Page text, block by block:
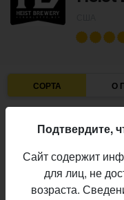
СОРТА О
ABV
ASLIN
Living
Подтвердите,
Сайт содержит
для лиц, не
возраста.